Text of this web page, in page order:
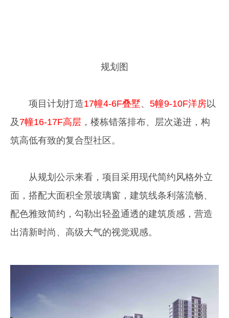
规划图
项目计划打造17幢4-6F叠墅、 5幢9-10F洋房以
及 7幢16-17F高层 ，楼栋错落排布、层次递进，构
筑高低有致的复合型社区。
从规划公示来看，项目采用现代简约风格外立
面，搭配大面积全景玻璃窗，建筑线条利落流畅、
配色雅致简约，勾勒出轻盈通透的建筑质感，营造
出清新时尚、高级大气的视觉观感。